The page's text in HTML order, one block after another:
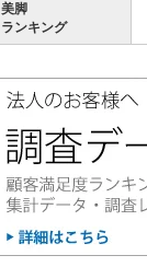
美脚
ランキング